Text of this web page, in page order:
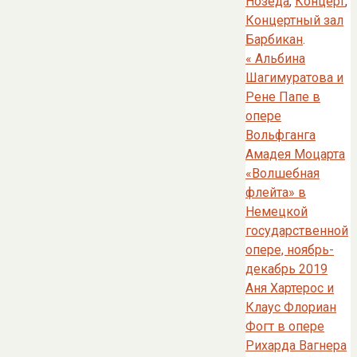
Концертный зал
Барбикан.
« Альбина
Шагимуратова и
Рене Папе в
опере
Вольфганга
Амадея Моцарта
«Волшебная
флейта» в
Немецкой
государственной
опере, ноябрь-
декабрь 2019
Аня Хартерос и
Клаус Флориан
Фогт в опере
Рихарда Вагнера